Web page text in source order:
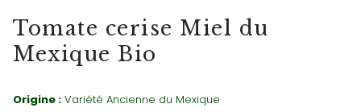
Tomate cerise Miel du
Mexique Bio
Origine : Variété Ancienne du Mexique